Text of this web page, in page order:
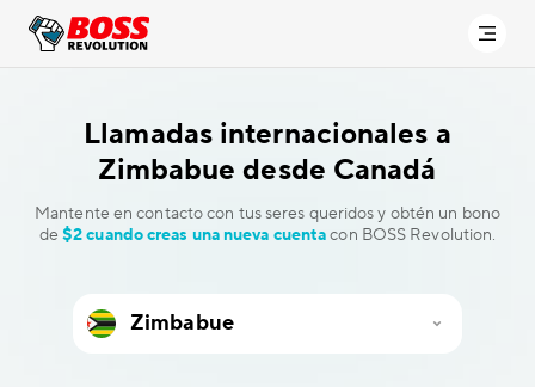
Llamadas internacionales a
Zimbabue desde Canadá
Mantente en contacto con tus seres queridos y obtén un bono
de $2 cuando creas una nueva cuentacon BOSS Revolution.